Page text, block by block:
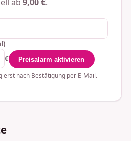
€
Preisalarm aktivieren
erst nach Bestätigung per E-Mail.